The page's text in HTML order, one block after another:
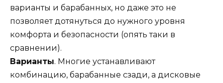
варианты и барабанных, но даже это не
позволяет дотянуться до нужного уровня
комфорта и безопасности (опять таки в
сравнении).
Варианты. Многие устанавливают
комбинацию, барабанные сзади, а дисковые